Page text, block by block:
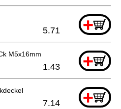
+
5.71
M5x16mm +
1.43
+
7.14